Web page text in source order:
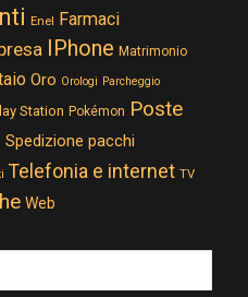
Enel Farmaci
IPhone Matrimonio
Oro Orologi Parcheggio
Station Pokémon Poste
Spedizione pacchi
Telefonia e internet TV
Web